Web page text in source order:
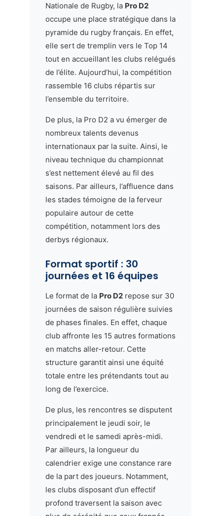
Nationale de Rugby, la Pro D2
occupe une place stratégique dans la
pyramide du rugby français. En effet,
elle sert de tremplin vers le Top 14
tout en accueillant les clubs relégués
de l’élite. Aujourd’hui, la compétition
rassemble 16 clubs répartis sur
l’ensemble du territoire.
De plus, la Pro D2 a vu émerger de
nombreux talents devenus
internationaux par la suite. Ainsi, le
niveau technique du championnat
s’est nettement élevé au fil des
saisons. Par ailleurs, l’affluence dans
les stades témoigne de la ferveur
populaire autour de cette
compétition, notamment lors des
derbys régionaux.
Format sportif : 30
journées et 16 équipes
Le format de la Pro D2repose sur 30
journées de saison régulière suivies
de phases finales. En effet, chaque
club affronte les 15 autres formations
en matchs aller-retour. Cette
structure garantit ainsi une équité
totale entre les prétendants tout au
long de l’exercice.
De plus, les rencontres se disputent
principalement le jeudi soir, le
vendredi et le samedi après-midi.
Par ailleurs, la longueur du
calendrier exige une constance rare
de la part des joueurs. Notamment,
les clubs disposant d’un effectif
profond traversent la saison avec